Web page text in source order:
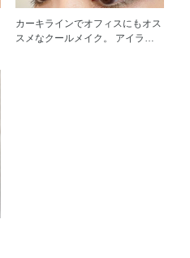
カーキラインでオフィスにもオス
スメなクールメイク。 アイライ